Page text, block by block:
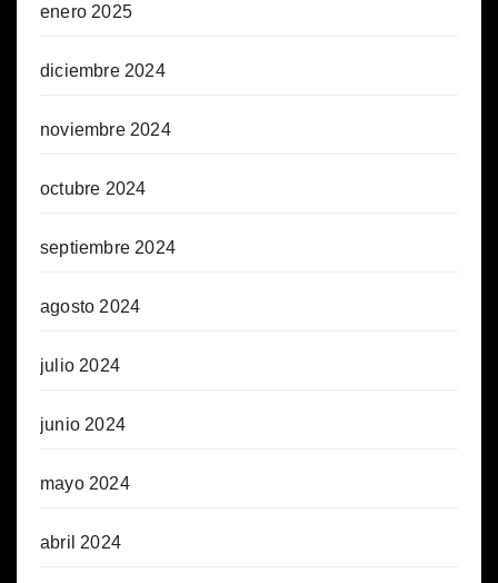
enero 2025
diciembre 2024
noviembre 2024
octubre 2024
septiembre 2024
agosto 2024
julio 2024
junio 2024
mayo 2024
abril 2024